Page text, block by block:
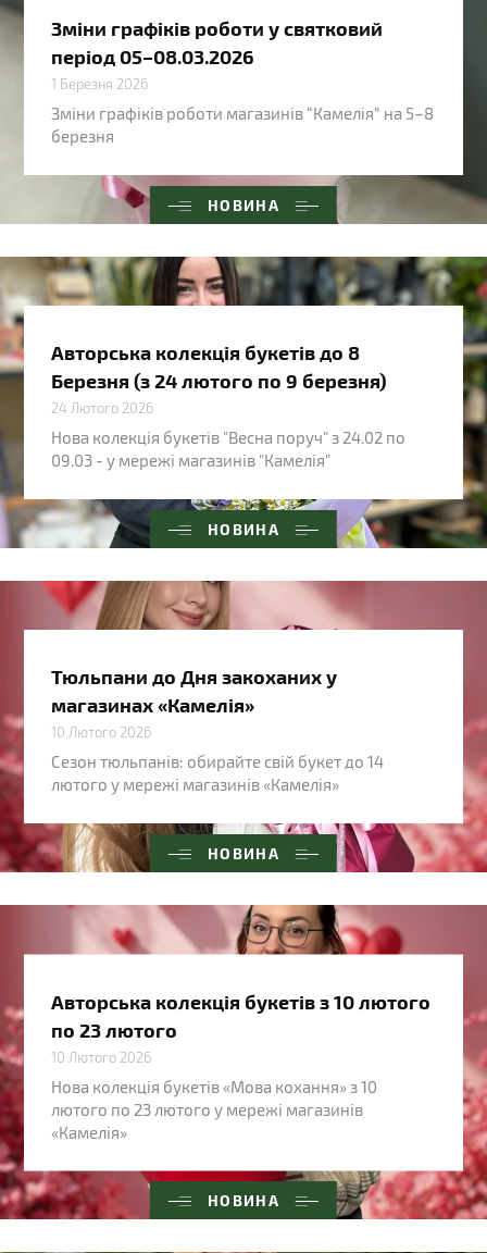
НОВИНА
Зміни графіків роботи у святковий
період 05–08.03.2026
1 Березня 2026
Зміни графіків роботи магазинів “Камелія” на 5–8
березня
НОВИНА
Авторська колекція букетів до 8
Березня (з 24 лютого по 9 березня)
24 Лютого 2026
Нова колекція букетів "Весна поруч" з 24.02 по
09.03 - у мережі магазинів "Камелія"
НОВИНА
Тюльпани до Дня закоханих у
магазинах «Камелія»
10 Лютого 2026
Сезон тюльпанів: обирайте свій букет до 14
лютого у мережі магазинів «Камелія»
НОВИНА
Авторська колекція букетів з 10 лютого
по 23 лютого
10 Лютого 2026
Нова колекція букетів «Мова кохання» з 10
лютого по 23 лютого у мережі магазинів
«Камелія»